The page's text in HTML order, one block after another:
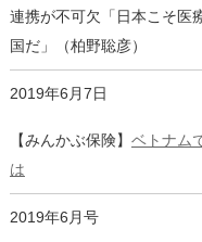
連携が不可欠「日本こそ医
国だ」（柏野聡彦）
2019年6月7日
【みんかぶ保険】 ベトナム
は
2019年6月号